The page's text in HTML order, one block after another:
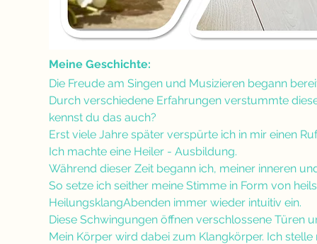
Meine Geschichte:
Die Freude am Singen und Musizieren begann
Durch verschiedene Erfahrungen verstummte
kennst du das auch?
Erst viele Jahre später verspürte ich in mir einen
Ich machte eine Heiler - Ausbildung.
Während dieser Zeit begann ich, meiner inneren
So setze ich seither meine Stimme in Form von
HeilungsklangAbenden immer wieder intuitiv ein.
Diese Schwingungen öffnen verschlossene Türen
Mein Körper wird dabei zum Klangkörper. Ich